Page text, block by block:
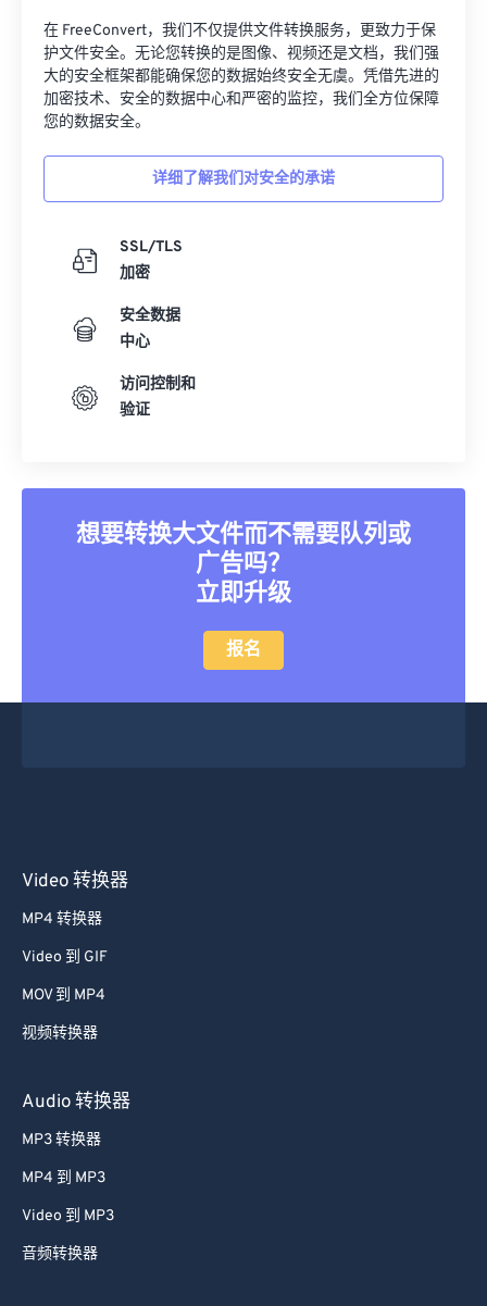
在 FreeConvert，我们不仅提供文件转换服务，更致力于保
护文件安全。无论您转换的是图像、视频还是文档，我们强
大的安全框架都能确保您的数据始终安全无虞。凭借先进的
加密技术、安全的数据中心和严密的监控，我们全方位保障
您的数据安全。
详细了解我们对安全的承诺
SSL/TLS
加密
安全数据
中心
访问控制和
验证
想要转换大文件而不需要队列或
广告吗？
立即升级
报名
Video 转换器
MP4 转换器
Video 到 GIF
MOV 到 MP4
视频转换器
Audio 转换器
MP3 转换器
MP4 到 MP3
Video 到 MP3
音频转换器